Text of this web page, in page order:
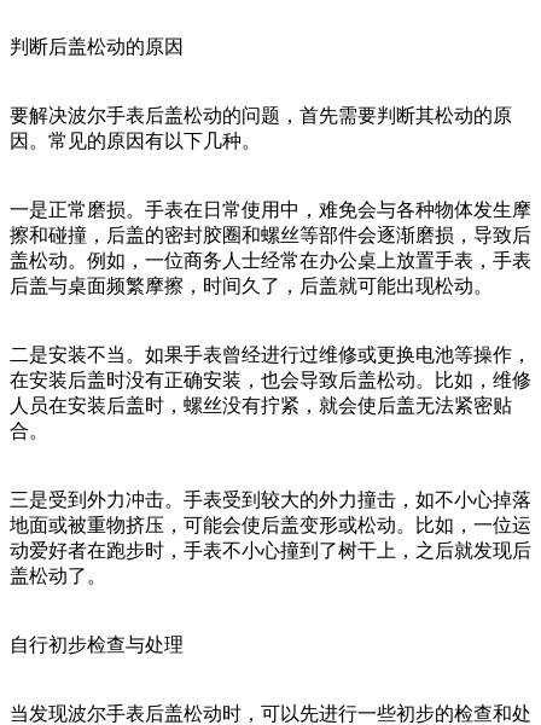
判断后盖松动的原因
要解决波尔手表后盖松动的问题，首先需要判断其松动的原
因。常见的原因有以下几种。
一是正常磨损。手表在日常使用中，难免会与各种物体发生摩
擦和碰撞，后盖的密封胶圈和螺丝等部件会逐渐磨损，导致后
盖松动。例如，一位商务人士经常在办公桌上放置手表，手表
后盖与桌面频繁摩擦，时间久了，后盖就可能出现松动。
二是安装不当。如果手表曾经进行过维修或更换电池等操作，
在安装后盖时没有正确安装，也会导致后盖松动。比如，维修
人员在安装后盖时，螺丝没有拧紧，就会使后盖无法紧密贴
合。
三是受到外力冲击。手表受到较大的外力撞击，如不小心掉落
地面或被重物挤压，可能会使后盖变形或松动。比如，一位运
动爱好者在跑步时，手表不小心撞到了树干上，之后就发现后
盖松动了。
自行初步检查与处理
当发现波尔手表后盖松动时，可以先进行一些初步的检查和处